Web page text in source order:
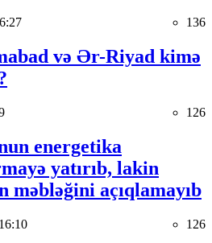
136
və Ər-Riyad kimə
126
energetika
yatırıb, lakin
məbləğini açıqlamayıb
16:10 126